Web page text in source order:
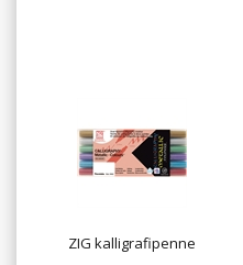
ZIG kalligrafipenne